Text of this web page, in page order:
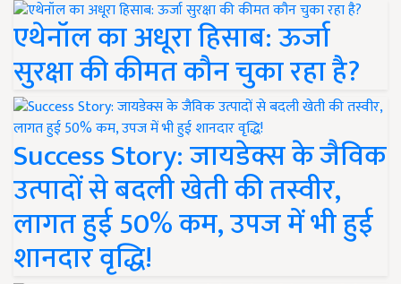
एथेनॉल का अधूरा हिसाब: ऊर्जा
सुरक्षा की कीमत कौन चुका रहा है?
Success Story: जायडेक्स के जैविक
उत्पादों से बदली खेती की तस्वीर,
लागत हुई 50% कम, उपज में भी हुई
शानदार वृद्धि!